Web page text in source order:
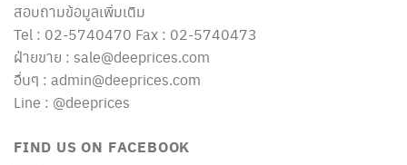
สอบถามข้อมูลเพิ่มเติม
Tel : 02-5740470 Fax : 02-5740473
ฝ่ายขาย : sale@deeprices.com
อื่นๆ : admin@deeprices.com
Line : @deeprices
FIND US ON FACEBOOK